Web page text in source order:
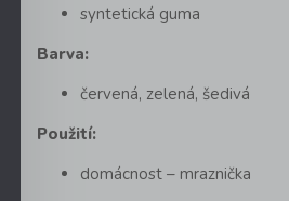
syntetická guma
Barva:
červená, zelená, šedivá
Použití:
domácnost – mraznička